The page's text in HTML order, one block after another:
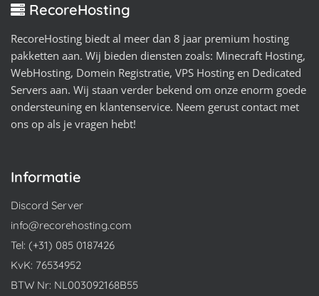
RecoreHosting
RecoreHosting biedt al meer dan 8 jaar premium hosting
pakketten aan. Wij bieden diensten zoals: Minecraft Hosting,
WebHosting, Domein Registratie, VPS Hosting en Dedicated
Servers aan. Wij staan verder bekend om onze enorm goede
ondersteuning en klantenservice. Neem gerust contact met
ons op als je vragen hebt!
Informatie
Discord Server
info@recorehosting.com
Tel: (+31) 085 0187426
KvK: 76534952
BTW Nr: NL003092168B55